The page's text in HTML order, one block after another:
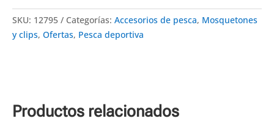
SKU: 12795 Categorías: Accesorios de pesca, Mosquetones
y clips, Ofertas, Pesca deportiva
Productos relacionados